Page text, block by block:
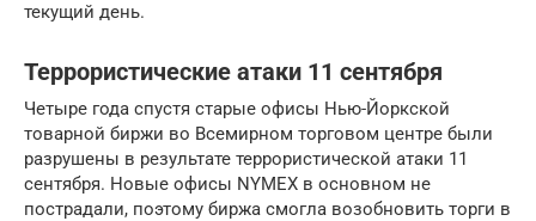
текущий день.
Террористические атаки 11 сентября
Четыре года спустя старые офисы Нью-Йоркской
товарной биржи во Всемирном торговом центре были
разрушены в результате террористической атаки 11
сентября. Новые офисы NYMEX в основном не
пострадали, поэтому биржа смогла возобновить торги в